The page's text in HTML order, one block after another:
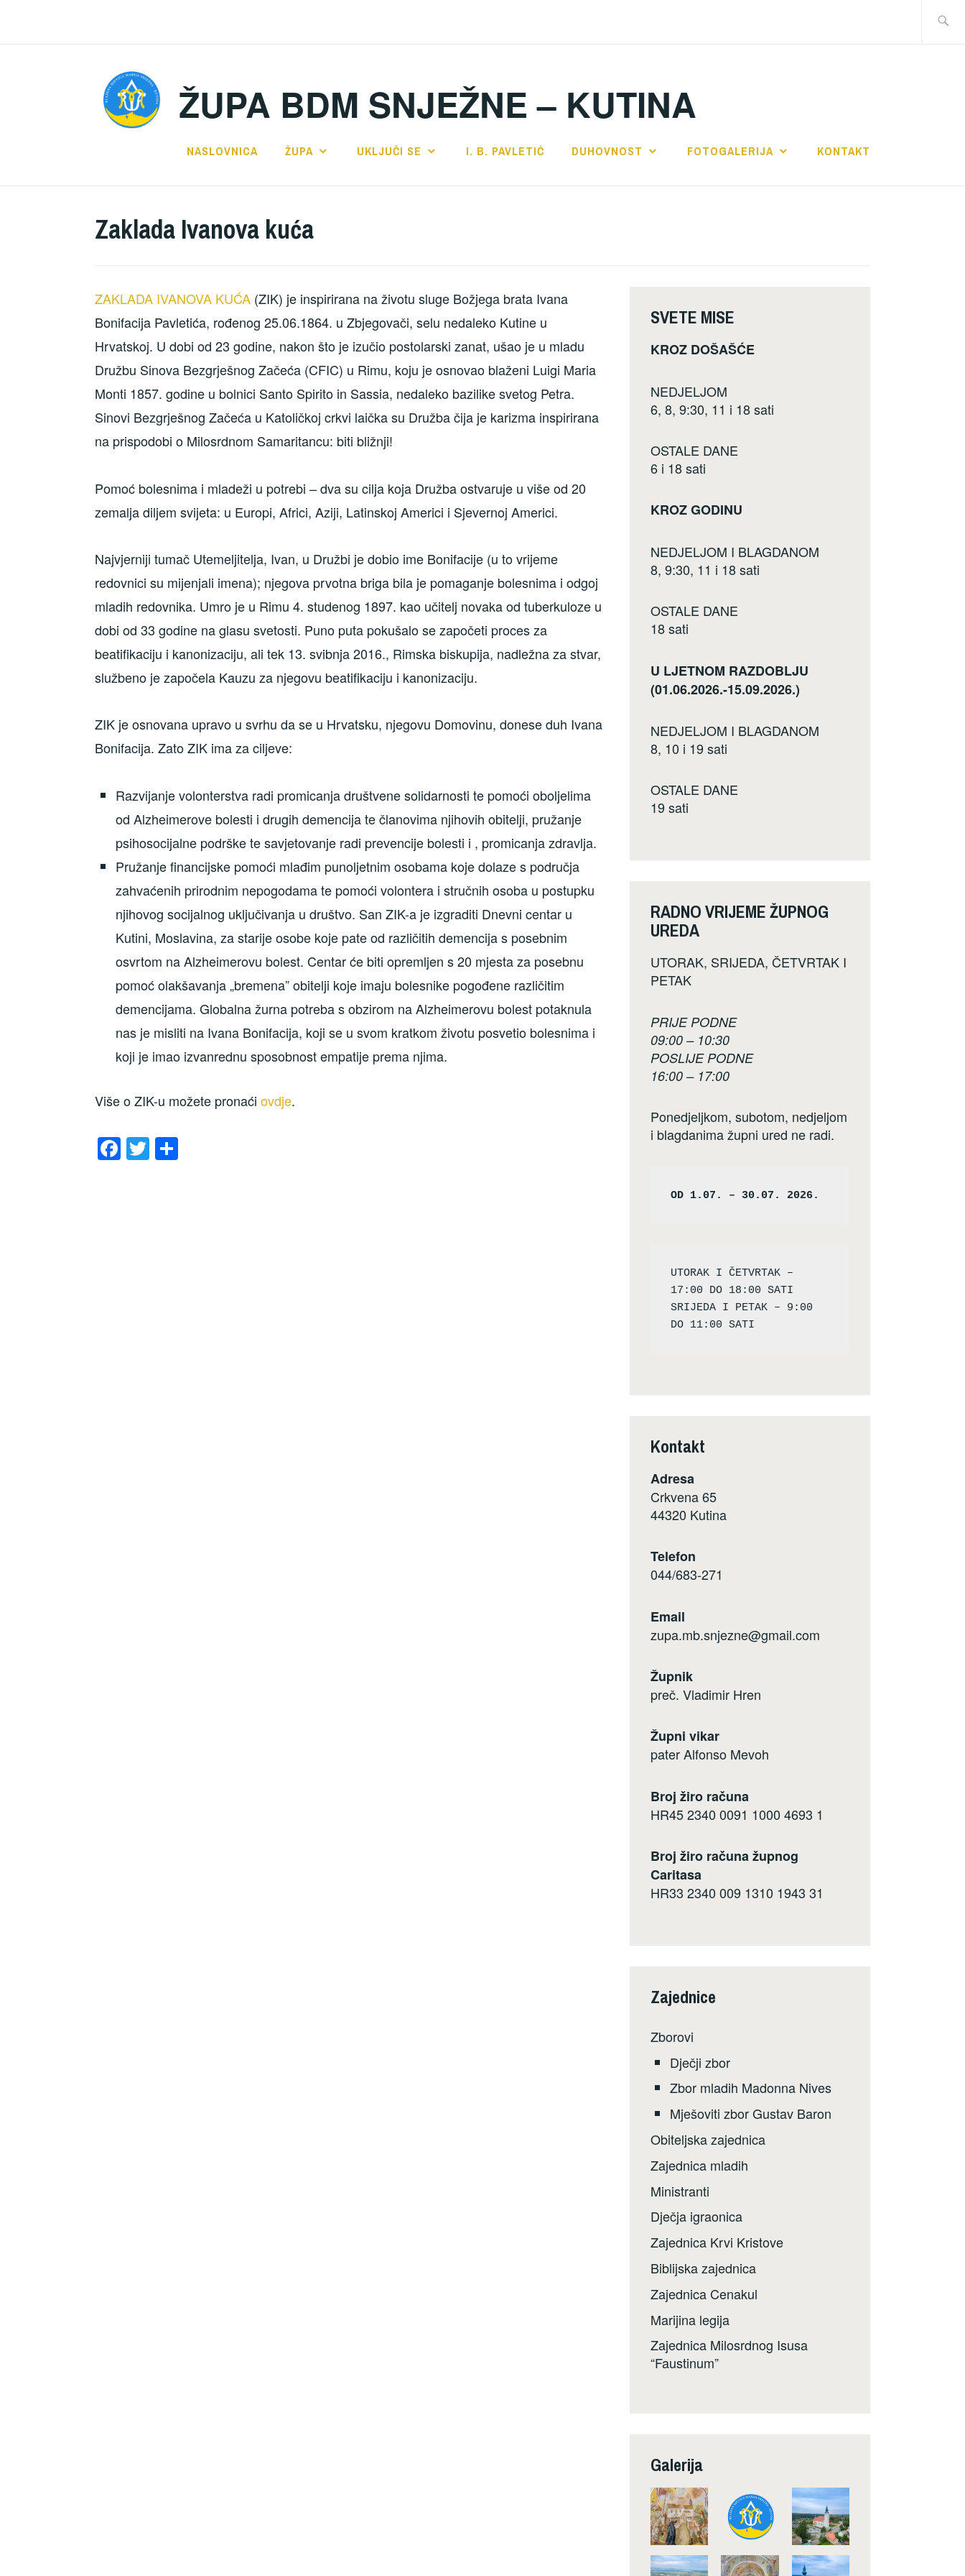
ŽUPA BDM SNJEŽNE – KUTINA
NASLOVNICA ŽUPA UKLJUČI SE I. B. PAVLETIĆ DUHOVNOST FOTOGALERIJA KONTAKT
Zaklada Ivanova kuća
ZAKLADA IVANOVA KUĆA (ZIK) je inspirirana na životu sluge Božjega brata Ivana
Bonifacija Pavletića, rođenog 25.06.1864. u Zbjegovači, selu nedaleko Kutine u
Hrvatskoj. U dobi od 23 godine, nakon što je izučio postolarski zanat, ušao je u mladu
Družbu Sinova Bezgrješnog Začeća (CFIC) u Rimu, koju je osnovao blaženi Luigi Maria
Monti 1857. godine u bolnici Santo Spirito in Sassia, nedaleko bazilike svetog Petra.
Sinovi Bezgrješnog Začeća u Katoličkoj crkvi laička su Družba čija je karizma inspirirana
na prispodobi o Milosrdnom Samaritancu: biti bližnji!
Pomoć bolesnima i mladeži u potrebi – dva su cilja koja Družba ostvaruje u više od 20
zemalja diljem svijeta: u Europi, Africi, Aziji, Latinskoj Americi i Sjevernoj Americi.
Najvjerniji tumač Utemeljitelja, Ivan, u Družbi je dobio ime Bonifacije (u to vrijeme
redovnici su mijenjali imena); njegova prvotna briga bila je pomaganje bolesnima i odgoj
mladih redovnika. Umro je u Rimu 4. studenog 1897. kao učitelj novaka od tuberkuloze u
dobi od 33 godine na glasu svetosti. Puno puta pokušalo se započeti proces za
beatifikaciju i kanonizaciju, ali tek 13. svibnja 2016., Rimska biskupija, nadležna za stvar,
službeno je započela Kauzu za njegovu beatifikaciju i kanonizaciju.
ZIK je osnovana upravo u svrhu da se u Hrvatsku, njegovu Domovinu, donese duh Ivana
Bonifacija. Zato ZIK ima za ciljeve:
Razvijanje volonterstva radi promicanja društvene solidarnosti te pomoći oboljelima
od Alzheimerove bolesti i drugih demencija te članovima njihovih obitelji, pružanje
psihosocijalne podrške te savjetovanje radi prevencije bolesti i , promicanja zdravlja.
Pružanje financijske pomoći mlađim punoljetnim osobama koje dolaze s područja
zahvaćenih prirodnim nepogodama te pomoći volontera i stručnih osoba u postupku
njihovog socijalnog uključivanja u društvo. San ZIK-a je izgraditi Dnevni centar u
Kutini, Moslavina, za starije osobe koje pate od različitih demencija s posebnim
osvrtom na Alzheimerovu bolest. Centar će biti opremljen s 20 mjesta za posebnu
pomoć olakšavanja „bremena” obitelji koje imaju bolesnike pogođene različitim
demencijama. Globalna žurna potreba s obzirom na Alzheimerovu bolest potaknula
nas je misliti na Ivana Bonifacija, koji se u svom kratkom životu posvetio bolesnima i
koji je imao izvanrednu sposobnost empatije prema njima.
Više o ZIK-u možete pronaći ovdje.
F T
SVETE MISE
KROZ DOŠAŠĆE
NEDJELJOM
6, 8, 9:30, 11 i 18 sati
OSTALE DANE
6 i 18 sati
KROZ GODINU
NEDJELJOM I BLAGDANOM
8, 9:30, 11 i 18 sati
OSTALE DANE
18 sati
U LJETNOM RAZDOBLJU
(01.06.2026.-15.09.2026.)
NEDJELJOM I BLAGDANOM
8, 10 i 19 sati
OSTALE DANE
19 sati
RADNO VRIJEME ŽUPNOG
UREDA
UTORAK, SRIJEDA, ČETVRTAK I
PETAK
PRIJE PODNE
09:00 – 10:30
POSLIJE PODNE
16:00 – 17:00
Ponedjeljkom, subotom, nedjeljom
i blagdanima župni ured ne radi.
OD 1.07. – 30.07. 2026.
UTORAK I ČETVRTAK –
17:00 DO 18:00 SATI
SRIJEDA I PETAK – 9:00
Kontakt
Adresa
Crkvena 65
44320 Kutina
Telefon
044/683-271
Email
zupa.mb.snjezne@gmail.com
Župnik
preč. Vladimir Hren
Župni vikar
pater Alfonso Mevoh
Broj žiro računa
HR45 2340 0091 1000 4693 1
Broj žiro računa župnog
Caritasa
HR33 2340 009 1310 1943 31
Zajednice
Zborovi
Dječji zbor
Zbor mladih Madonna Nives
Mješoviti zbor Gustav Baron
Obiteljska zajednica
Zajednica mladih
Ministranti
Dječja igraonica
Zajednica Krvi Kristove
Biblijska zajednica
Zajednica Cenakul
Marijina legija
Zajednica Milosrdnog Isusa
“Faustinum”
Galerija